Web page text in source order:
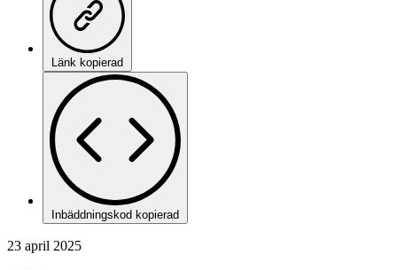
Länk kopierad
Inbäddningskod kopierad
23 april 2025